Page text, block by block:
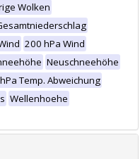
Wolken
200 hPa Wind
Neuschneehöhe
Temp. Abweichung
Wellenhoehe